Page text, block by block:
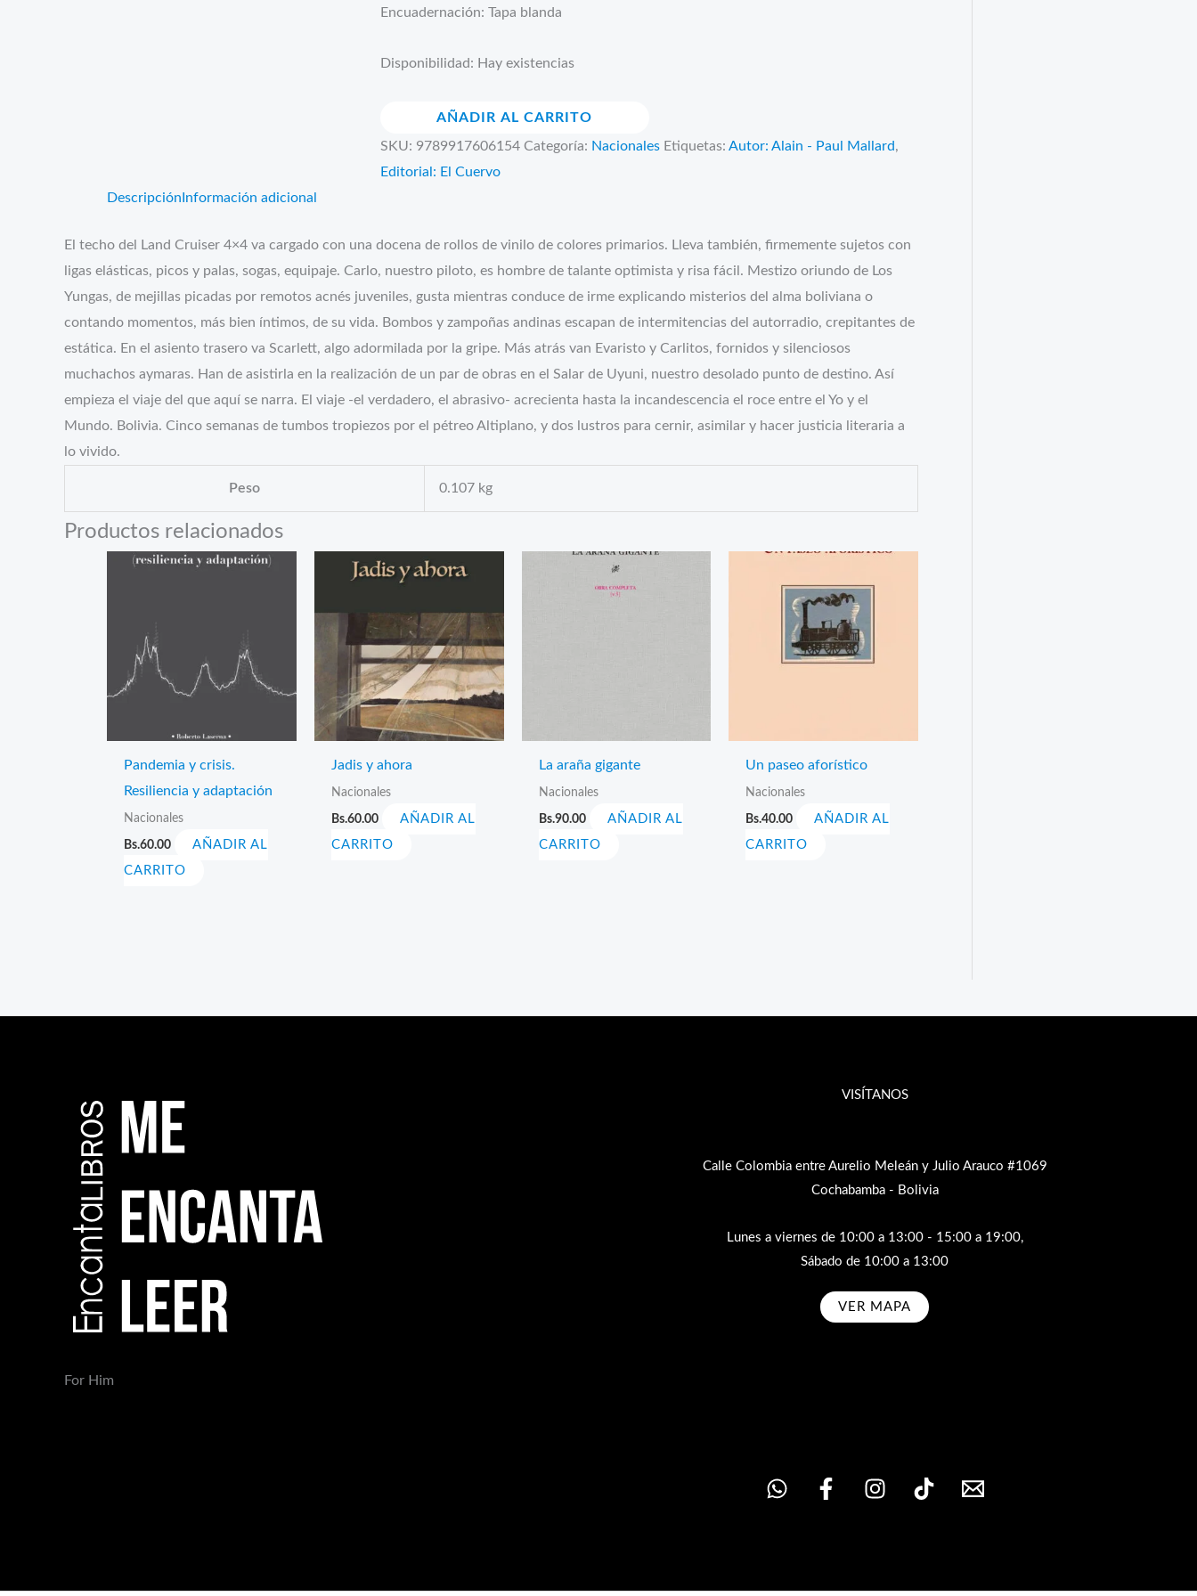
Encuadernación: Tapa blanda
Disponibilidad: Hay existencias
cantidad
AÑADIR AL CARRITO
SKU: 9789917606154 Categoría: Nacionales Etiquetas: Autor: Alain - Paul Mallard,
Editorial: El Cuervo
Descripción Información adicional
El techo del Land Cruiser 4×4 va cargado con una docena de rollos de vinilo de colores primarios. Lleva también, firmemente sujetos con
ligas elásticas, picos y palas, sogas, equipaje. Carlo, nuestro piloto, es hombre de talante optimista y risa fácil. Mestizo oriundo de Los
Yungas, de mejillas picadas por remotos acnés juveniles, gusta mientras conduce de irme explicando misterios del alma boliviana o
contando momentos, más bien íntimos, de su vida. Bombos y zampoñas andinas escapan de intermitencias del autorradio, crepitantes de
estática. En el asiento trasero va Scarlett, algo adormilada por la gripe. Más atrás van Evaristo y Carlitos, fornidos y silenciosos
muchachos aymaras. Han de asistirla en la realización de un par de obras en el Salar de Uyuni, nuestro desolado punto de destino. Así
empieza el viaje del que aquí se narra. El viaje -el verdadero, el abrasivo- acrecienta hasta la incandescencia el roce entre el Yo y el
Mundo. Bolivia. Cinco semanas de tumbos tropiezos por el pétreo Altiplano, y dos lustros para cernir, asimilar y hacer justicia literaria a
lo vivido.
Peso 0.107 kg
Productos relacionados
Pandemia y crisis.
Resiliencia y adaptación
Nacionales
Bs.60.00
AÑADIR AL
CARRITO
Jadis y ahora
Nacionales
Bs.60.00
AÑADIR AL
CARRITO
La araña gigante
Nacionales
Bs.90.00
AÑADIR AL
CARRITO
Un paseo aforístico
Nacionales
Bs.40.00
AÑADIR AL
CARRITO
For Him
VISÍTANOS
Calle Colombia entre Aurelio Meleán y Julio Arauco #1069
Cochabamba - Bolivia
Lunes a viernes de 10:00 a 13:00 - 15:00 a 19:00,
Sábado de 10:00 a 13:00
VER MAPA